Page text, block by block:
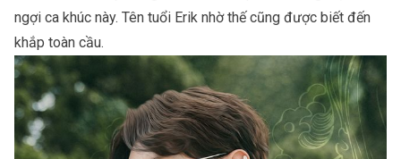
ngợi ca khúc này. Tên tuổi Erik nhờ thế cũng được biết đến
khắp toàn cầu.